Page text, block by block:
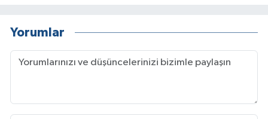
Yorumlar